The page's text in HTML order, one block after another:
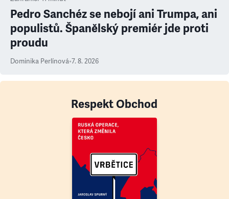
Pedro Sanchéz se nebojí ani Trumpa, ani
populistů. Španělský premiér jde proti
proudu
Dominika Perlínová•7. 8. 2026
Respekt Obchod